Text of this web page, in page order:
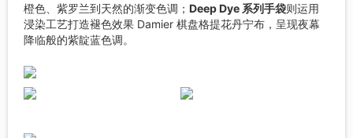
橙色、紫罗兰到天然的渐变色调； Deep Dye 系列手袋则运用
浸染工艺打造褪色效果 Damier 棋盘格提花丹宁布，呈现夜幕
降临般的紫靛蓝色调。